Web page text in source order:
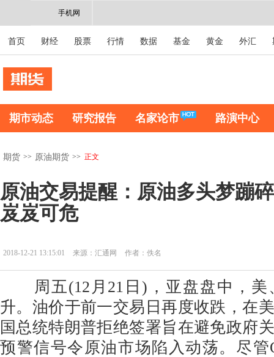
手机网
首页 财经 股票 行情 数据 基金 黄金 外汇
期市动态 研究报告 名家论市 路演中心
期货 >> 原油期货 >> 正文
原油交易提醒：原油多头梦蹦
岌岌可危
2018-12-21 13:15:01 来源：汇通网 作者：佚名
周五(12月21日)，亚盘盘中，美
升。油价于前一交易日再度收跌，在
国总统特朗普拒绝签署旨在避免政府
预警信号令原油市场陷入动荡。尽管